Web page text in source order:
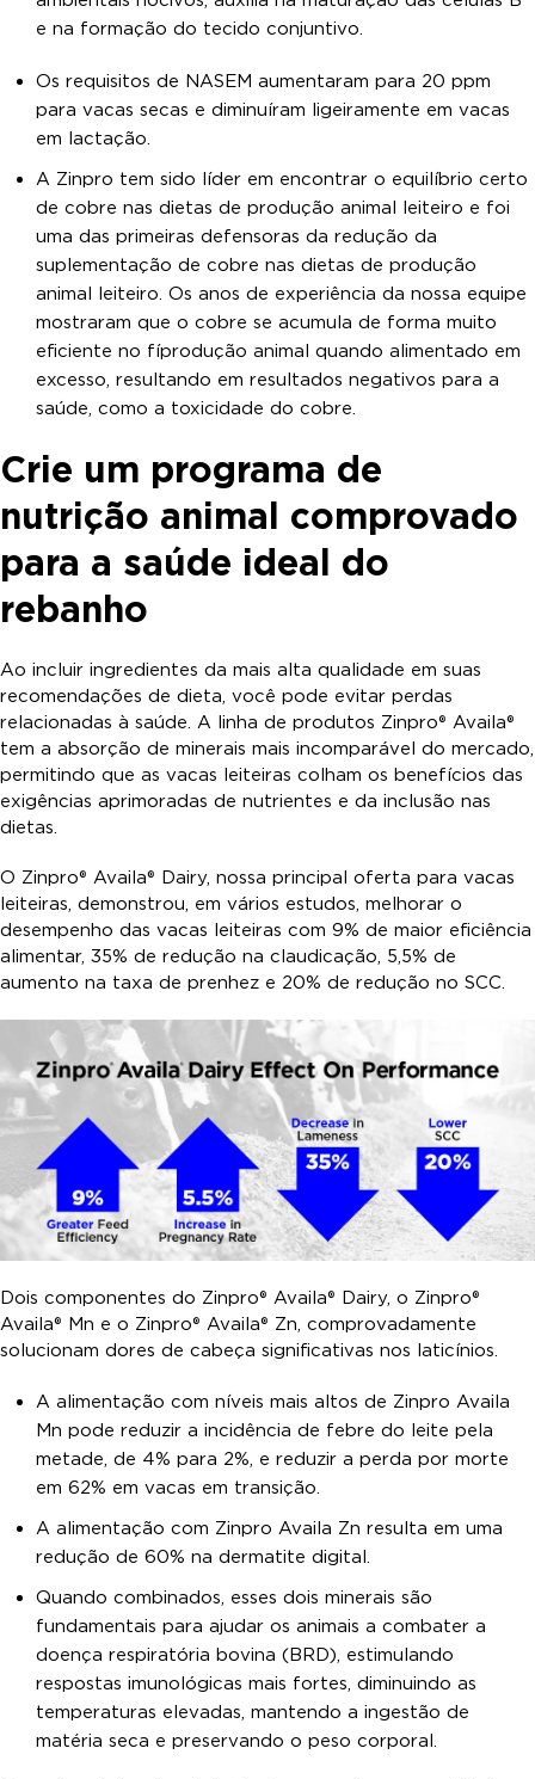
e na formação do tecido conjuntivo.
Os requisitos de NASEM aumentaram para 20 ppm
para vacas secas e diminuíram ligeiramente em vacas
em lactação.
A Zinpro tem sido líder em encontrar o equilíbrio certo
de cobre nas dietas de produção animal leiteiro e foi
uma das primeiras defensoras da redução da
suplementação de cobre nas dietas de produção
animal leiteiro. Os anos de experiência da nossa equipe
mostraram que o cobre se acumula de forma muito
eficiente no fíprodução animal quando alimentado em
excesso, resultando em resultados negativos para a
saúde, como a toxicidade do cobre.
Crie um programa de
nutrição animal comprovado
para a saúde ideal do
rebanho
Ao incluir ingredientes da mais alta qualidade em suas
recomendações de dieta, você pode evitar perdas
relacionadas à saúde. A linha de produtos Zinpro® Availa®
tem a absorção de minerais mais incomparável do mercado,
permitindo que as vacas leiteiras colham os benefícios das
exigências aprimoradas de nutrientes e da inclusão nas
dietas.
O Zinpro® Availa® Dairy, nossa principal oferta para vacas
leiteiras, demonstrou, em vários estudos, melhorar o
desempenho das vacas leiteiras com 9% de maior eficiência
alimentar, 35% de redução na claudicação, 5,5% de
aumento na taxa de prenhez e 20% de redução no SCC.
Dois componentes do Zinpro® Availa® Dairy, o Zinpro®
Availa® Mn e o Zinpro® Availa® Zn, comprovadamente
solucionam dores de cabeça significativas nos laticínios.
A alimentação com níveis mais altos de Zinpro Availa
Mn pode reduzir a incidência de febre do leite pela
metade, de 4% para 2%, e reduzir a perda por morte
em 62% em vacas em transição.
A alimentação com Zinpro Availa Zn resulta em uma
redução de 60% na dermatite digital.
Quando combinados, esses dois minerais são
fundamentais para ajudar os animais a combater a
doença respiratória bovina (BRD), estimulando
respostas imunológicas mais fortes, diminuindo as
temperaturas elevadas, mantendo a ingestão de
matéria seca e preservando o peso corporal.